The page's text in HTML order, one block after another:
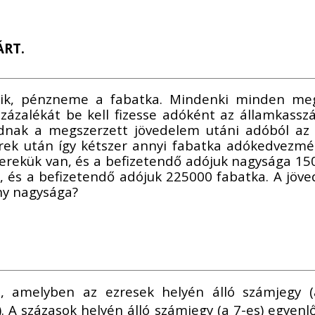
pénzneme a fabatka. Mindenki minden
be kell fizesse adóként az
a megszerzett jövedelem utáni adóból
után így kétszer annyi fabatka
van, és a befizetendő adójuk nagysága
a befizetendő adójuk 225000 fabatka. A
nagysága?
az ezresek helyén álló számjegy
A százasok helyén álló számjegy (a 7-es)